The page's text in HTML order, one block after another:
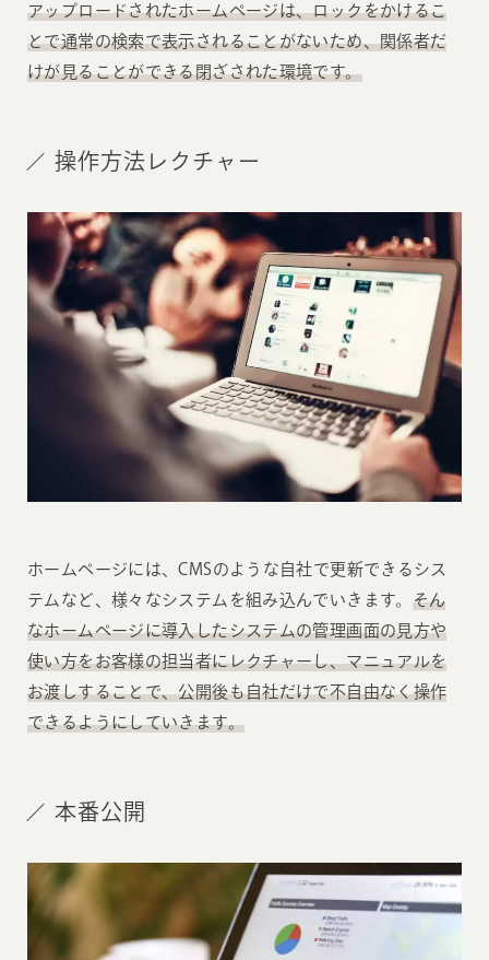
アップロードされたホームページは、ロックをかけるこ
とで通常の検索で表示されることがないため、関係者だ
けが見ることができる閉ざされた環境です。
操作方法レクチャー
ホームページには、CMSのような自社で更新できるシス
テムなど、様々なシステムを組み込んでいきます。 そん
なホームページに導入したシステムの管理画面の見方や
使い方をお客様の担当者にレクチャーし、マニュアルを
お渡しすることで、公開後も自社だけで不自由なく操作
できるようにしていきます。
本番公開